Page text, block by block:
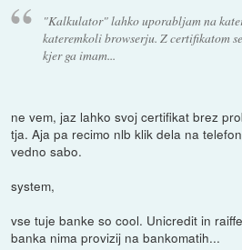
"Kalkulator" lahko uporabljam na
kateremkoli browserju. Z certifikatom
kjer ga imam...
ne vem, jaz lahko svoj certifikat brez
tja. Aja pa recimo nlb klik dela na
vedno sabo.
system,
vse tuje banke so cool. Unicredit in
banka nima provizij na bankomatih...